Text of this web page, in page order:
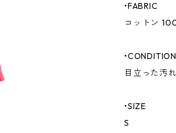
•FABRIC
コットン
•CONDITION
目立った汚
•SIZE
S